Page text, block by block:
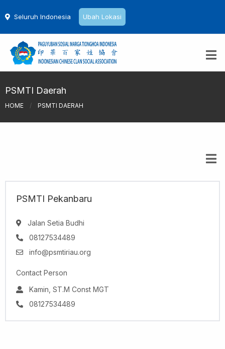
Seluruh Indonesia Ubah Lokasi
PSMTI Daerah
HOME / PSMTI DAERAH
PSMTI Pekanbaru
Jalan Setia Budhi
08127534489
info@psmtiriau.org
Contact Person
Kamin, ST.M Const MGT
08127534489